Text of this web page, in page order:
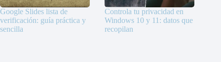
Google Slides lista de
verificación: guía práctica y
sencilla
Controla tu privacidad en
Windows 10 y 11: datos que
recopilan